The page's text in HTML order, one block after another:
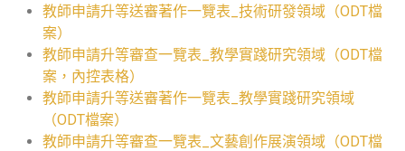
教師申請升等送審著作一覽表_技術研發領域（ODT檔
案）
教師申請升等審查一覽表_教學實踐研究領域（ODT檔
案，內控表格）
教師申請升等送審著作一覽表_教學實踐研究領域
（ODT檔案）
教師申請升等審查一覽表_文藝創作展演領域（ODT檔